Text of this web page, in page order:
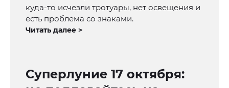
куда-то исчезли тротуары, нет освещения и
есть проблема со знаками.
Читать далее >
Суперлуние 17 октября: